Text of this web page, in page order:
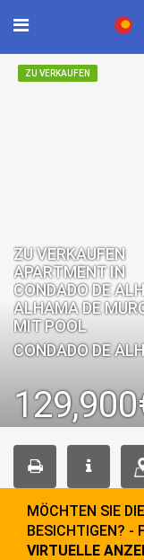
ZU VERKAUFEN
ZU VERKAUFEN
APARTMENT IN
CONDADO DE
ALHAMA DE
MIT POOL
CONDADO DE
MÖCHTEN SIE
BESICHTIGEN? -
VIRTUELLE